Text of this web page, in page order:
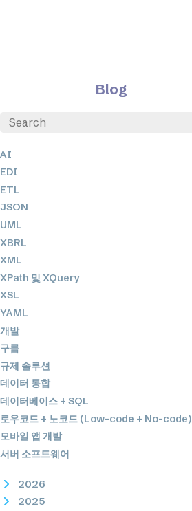
Blog
AI
EDI
ETL
JSON
UML
XBRL
XML
XPath 및 XQuery
XSL
YAML
개발
구름
규제 솔루션
데이터 통합
데이터베이스 + SQL
로우코드 + 노코드 (Low-code + No-code)
모바일 앱 개발
서버 소프트웨어
2026
2025